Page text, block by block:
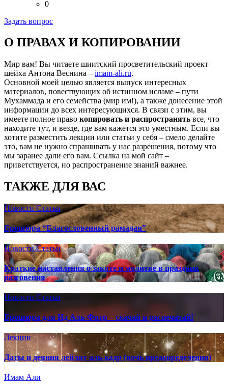
0
Задать вопрос
О ПРАВАХ И КОПИРОВАНИИ
Мир вам! Вы читаете шиитский просветительский проект
шейха Антона Веснина – imam-ali.ru.
Основной моей целью является выпуск интересных
материалов, повествующих об истинном исламе – пути
Мухаммада и его семейства (мир им!), а также донесение этой
информации до всех интересующихся. В связи с этим, вы
имеете полное право копировать и распространять все, что
находите тут, и везде, где вам кажется это уместным. Если вы
хотите разместить лекции или статьи у себя – смело делайте
это, вам не нужно спрашивать у нас разрешения, потому что
мы заранее дали его вам. Ссылка на мой сайт –
приветствуется, но распространение знаний важнее.
ТАКЖЕ ДЛЯ ВАС
НовостиСтатьи
Брошюра “Благословенный рамадан”
НовостиСтатьи
Краткие наставления о закяте и молитве в праздник
разговения
Новости Статьи
Брошюра для Ид Аль-Фитр – скачай и распечатай!
Лекции
Даты и деяния лейлят аль-кадр (ночь предопределения)
Имам Али